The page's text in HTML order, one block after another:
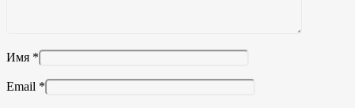
Имя *
Email *